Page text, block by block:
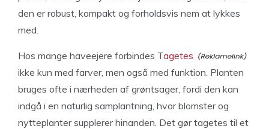
den er robust, kompakt og forholdsvis nem at lykkes
med.
Hos mange haveejere forbindes Tagetes
ikke kun med farver, men også med funktion. Planten
bruges ofte i nærheden af grøntsager, fordi den kan
indgå i en naturlig samplantning, hvor blomster og
nytteplanter supplerer hinanden. Det gør tagetes til et